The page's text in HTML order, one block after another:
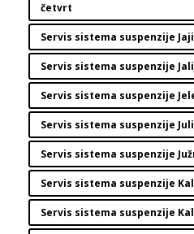
četvrt
Servis sistema suspenzije
Servis sistema suspenzije
Servis sistema suspenzije
Servis sistema suspenzije
Servis sistema suspenzije
Servis sistema suspenzije
Servis sistema suspenzije